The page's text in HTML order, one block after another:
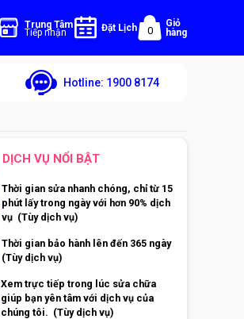
Trung Tâm
Tiếp nhận Đặt Lịch 0
Giỏ
hàng
Hotline: 1900 8174
DỊCH VỤ NỔI BẬT
Thời gian sửa nhanh chóng, chỉ từ 15
phút lấy trong ngày với hơn 90% dịch
vụ (Tùy dịch vụ)
Thời gian bảo hành lên đến 365 ngày
(Tùy dịch vụ)
Xem trực tiếp trong lúc sửa chữa
giúp bạn yên tâm với dịch vụ của
chúng tôi. (Tùy dịch vụ)